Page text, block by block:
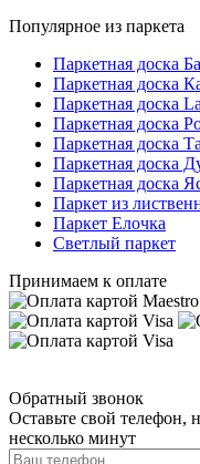
Популярное из паркета
Паркетная доска
Паркетная доска
Паркетная доска
Паркетная доска
Паркетная доска
Паркетная доска
Паркетная доска
Паркет из
Паркет Елочка
Светлый паркет
Принимаем к оплате
Обратный звонок
Оставьте свой телефон,
несколько минут